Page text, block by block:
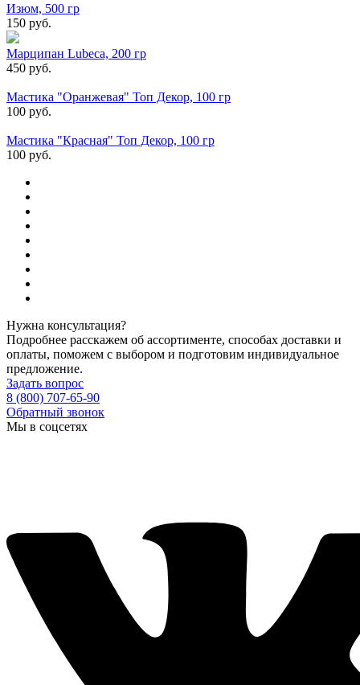
Изюм, 500 гр
150 руб.
Марципан Lubeca, 200 гр
450 руб.
Мастика "Оранжевая" Топ Декор, 100 гр
100 руб.
Мастика "Красная" Топ Декор, 100 гр
100 руб.
Нужна консультация?
Подробнее расскажем об ассортименте, способах доставки и
оплаты, поможем с выбором и подготовим индивидуальное
предложение.
Задать вопрос
8 (800) 707-65-90
Обратный звонок
Мы в соцсетях